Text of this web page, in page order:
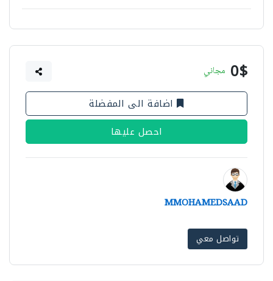
0$ مجاني
اضافة الى المفضلة
احصل عليها
MMOHAMEDSAAD
تواصل معي